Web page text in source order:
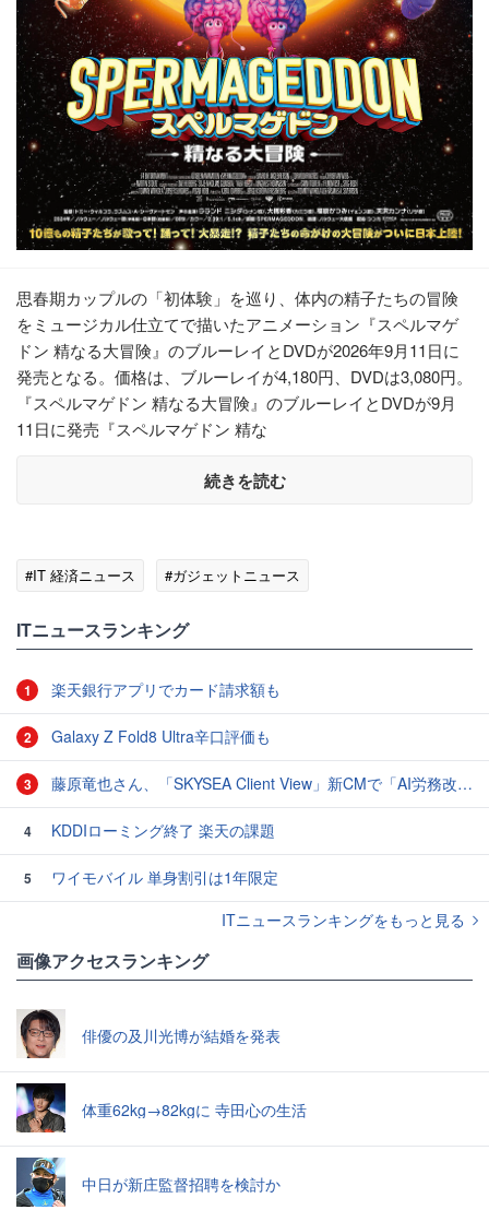
思春期カップルの「初体験」を巡り、体内の精子たちの冒険
をミュージカル仕立てで描いたアニメーション『スペルマゲ
ドン 精なる大冒険』のブルーレイとDVDが2026年9月11日に
発売となる。価格は、ブルーレイが4,180円、DVDは3,080円。
『スペルマゲドン 精なる大冒険』のブルーレイとDVDが9月
11日に発売『スペルマゲドン 精な
続きを読む
#IT 経済ニュース #ガジェットニュース
ITニュースランキング
1 楽天銀行アプリでカード請求額も
2 Galaxy Z Fold8 Ultra辛口評価も
3 藤原竜也さん、「SKYSEA Client View」新CMで「AI労務改善」をアピール 働き方をAIが分析したら「すぐに休んで」と言われる？
4 KDDIローミング終了 楽天の課題
5
ワイモバイル 単身割引は1年限定
ITニュースランキングをもっと見る
画像アクセスランキング
俳優の及川光博が結婚を発表
体重62kg→82kgに 寺田心の生活
中日が新庄監督招聘を検討か